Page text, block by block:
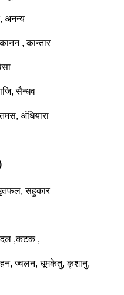
अनन्य
, कान्तार
सैन्धव
अंधियारा
सहुकार
दल ,कटक ,
ज्वलन, धूमकेतु, कृशानु,